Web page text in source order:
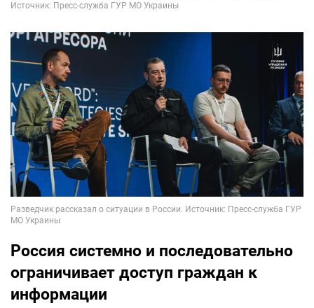
Россия системно и последовательно
ограничивает доступ граждан к
информации